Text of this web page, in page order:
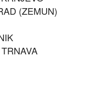
(ZEMUN)